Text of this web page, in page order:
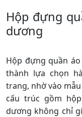
Hộp đựng
dương
Hộp đựng quần
thành lựa chọn
trang, nhờ vào
cấu trúc gồm
dương không chỉ